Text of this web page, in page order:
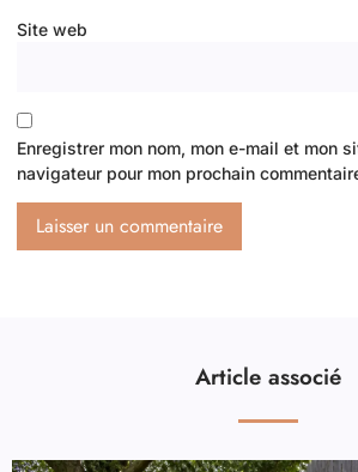
Site web
Enregistrer mon nom, mon e-mail et mon
navigateur pour mon prochain
Article associé